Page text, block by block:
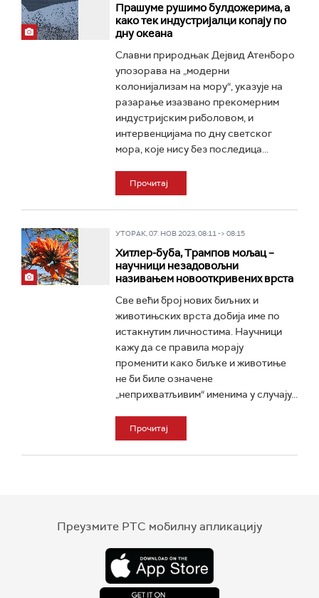
Прашуме рушимо булдожерима, а
како тек индустријалци копају по
дну океана
Славни природњак Дејвид Атенборо
упозорава на „модерни
колонијализам на мору“, указује на
разарање изазвано прекомерним
индустријским риболовом, и
интервенцијама по дну светског
мора, које нису без последица...
Прочитај
УТОРАК, 07. НОВ 2023, 08:11 -> 08:15
Хитлер-буба, Трампов мољац –
научници незадовољни
називањем новооткривених врста
Све већи број нових биљних и
животињских врста добија име по
истакнутим личностима. Научници
кажу да се правила морају
променити како биљке и животиње
не би биле означене
„неприхватљивим“ именима у случају...
Прочитај
Преузмите РТС мобилну апликацију